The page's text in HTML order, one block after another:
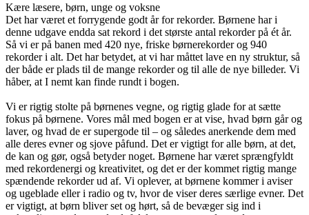
Kære læsere, børn, unge og voksne
Det har været et forrygende godt år for rekorder. Børnene har i
denne udgave endda sat rekord i det største antal rekorder på ét år.
Så vi er på banen med 420 nye, friske børnerekorder og 940
rekorder i alt. Det har betydet, at vi har måttet lave en ny struktur, så
der både er plads til de mange rekorder og til alle de nye billeder. Vi
håber, at I nemt kan finde rundt i bogen.
Vi er rigtig stolte på børnenes vegne, og rigtig glade for at sætte
fokus på børnene. Vores mål med bogen er at vise, hvad børn går og
laver, og hvad de er supergode til – og således anerkende dem med
alle deres evner og sjove påfund. Det er vigtigt for alle børn, at det,
de kan og gør, også betyder noget. Børnene har været sprængfyldt
med rekordenergi og kreativitet, og det er der kommet rigtig mange
spændende rekorder ud af. Vi oplever, at børnene kommer i aviser
og ugeblade eller i radio og tv, hvor de viser deres særlige evner. Det
er vigtigt, at børn bliver set og hørt, så de bevæger sig ind i